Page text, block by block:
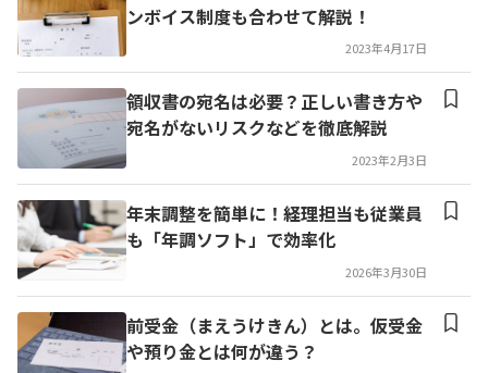
ンボイス制度も合わせて解説！
2023年4月17日
領収書の宛名は必要？正しい書き方や
宛名がないリスクなどを徹底解説
2023年2月3日
年末調整を簡単に！経理担当も従業員
も「年調ソフト」で効率化
2026年3月30日
前受金（まえうけきん）とは。仮受金
や預り金とは何が違う？